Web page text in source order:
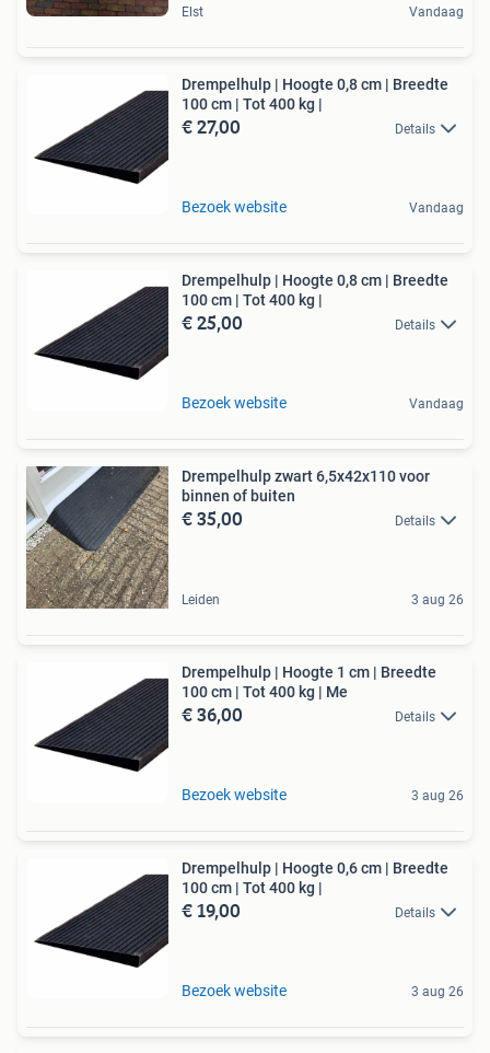
Elst Vandaag
Drempelhulp | Hoogte 0,8 cm | Breedte
100 cm | Tot 400 kg |
€ 27,00 Details
Bezoek website Vandaag
Drempelhulp | Hoogte 0,8 cm | Breedte
100 cm | Tot 400 kg |
€ 25,00 Details
Bezoek website Vandaag
Drempelhulp zwart 6,5x42x110 voor
binnen of buiten
€ 35,00 Details
Leiden 3 aug 26
Drempelhulp | Hoogte 1 cm | Breedte
100 cm | Tot 400 kg | Me
€ 36,00 Details
Bezoek website 3 aug 26
Drempelhulp | Hoogte 0,6 cm | Breedte
100 cm | Tot 400 kg |
€ 19,00 Details
Bezoek website 3 aug 26